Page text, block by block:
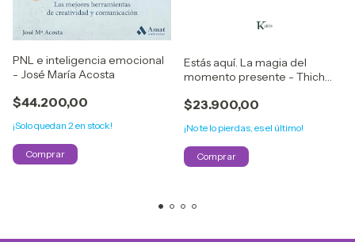
PNL e inteligencia emocional
- José María Acosta
$44.200,00
¡Solo quedan 2en stock!
Estás aquí. La magia del
momento presente - Thich
$23.900,00
¡No te lo pierdas, es el último!